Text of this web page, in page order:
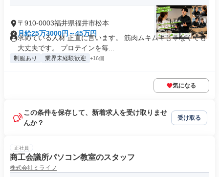
〒910-0003福井県福井市松本
月給25万3000円～45万円
求めている人材 正直に言います。 筋肉ムキムキじゃなくても
大丈夫です。 プロテインを毎...
制服あり 業界未経験歓迎 +16個
気になる
この条件を保存して、新着求人を受け取りませ
んか？
受け取る
正社員
商工会議所パソコン教室のスタッフ
株式会社ミライフ